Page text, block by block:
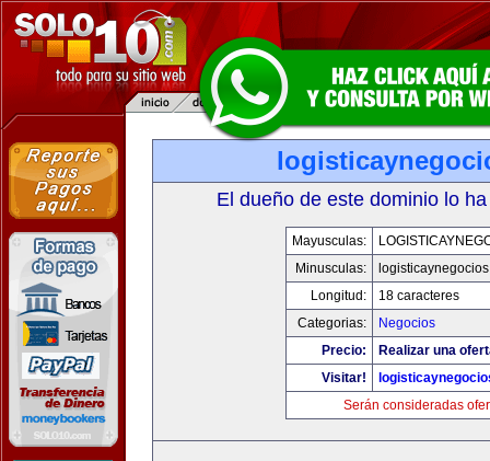
El dueño de este dominio lo
Mayusculas:
Minusculas:
Longitud:
18 caracteres
Categorias:
Negocios
Precio:
Realizar una
Visitar!
Serán consideradas